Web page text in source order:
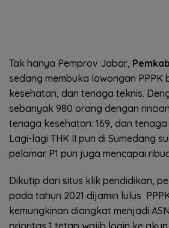
Tak hanya Pemprov Jabar,
sedang membuka lowongan PPPK
kesehatan, dan tenaga teknis.
sebanyak 980 orang dengan
tenaga kesehatan: 169, dan
Lagi-lagi THK II pun di Sumedang
pelamar P1 pun juga mencapai
Dikutip dari situs klik pendidikan,
pada tahun 2021 dijamin lulus
kemungkinan diangkat menjadi
prioritas 1 tetap wajib login ke akun